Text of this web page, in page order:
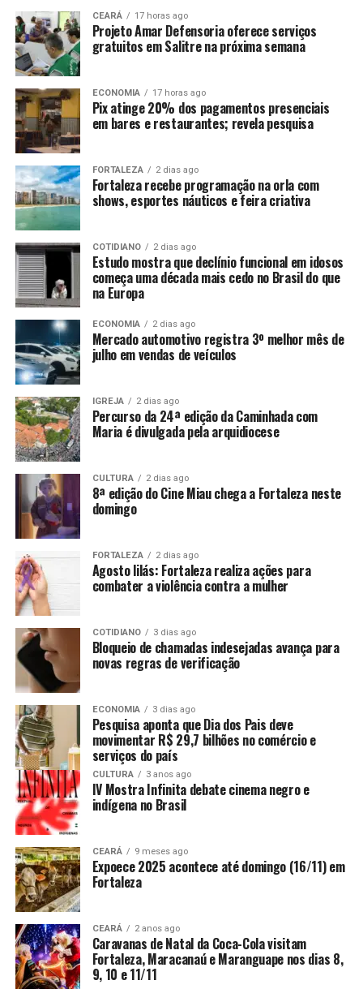
CEARÁ 17 horas ago
Projeto Amar Defensoria oferece serviços
gratuitos em Salitre na próxima semana
ECONOMIA 17 horas ago
Pix atinge 20% dos pagamentos presenciais
em bares e restaurantes; revela pesquisa
FORTALEZA 2 dias ago
Fortaleza recebe programação na orla com
shows, esportes náuticos e feira criativa
COTIDIANO 2 dias ago
Estudo mostra que declínio funcional em idosos
começa uma década mais cedo no Brasil do que
na Europa
ECONOMIA 2 dias ago
Mercado automotivo registra 3º melhor mês de
julho em vendas de veículos
IGREJA 2 dias ago
Percurso da 24ª edição da Caminhada com
Maria é divulgada pela arquidiocese
CULTURA 2 dias ago
8ª edição do Cine Miau chega a Fortaleza neste
domingo
FORTALEZA 2 dias ago
Agosto lilás: Fortaleza realiza ações para
combater a violência contra a mulher
COTIDIANO 3 dias ago
Bloqueio de chamadas indesejadas avança para
novas regras de verificação
ECONOMIA 3 dias ago
Pesquisa aponta que Dia dos Pais deve
movimentar R$ 29,7 bilhões no comércio e
serviços do país
CULTURA 3 anos ago
IV Mostra Infinita debate cinema negro e
indígena no Brasil
CEARÁ 9 meses ago
Expoece 2025 acontece até domingo (16/11) em
Fortaleza
CEARÁ 2 anos ago
Caravanas de Natal da Coca-Cola visitam
Fortaleza, Maracanaú e Maranguape nos dias 8,
9, 10 e 11/11